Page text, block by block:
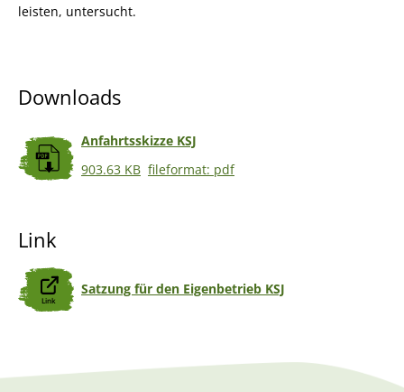
leisten, untersucht.
Downloads
Anfahrtsskizze KSJ
903.63 KB fileformat: pdf
Link
Satzung für den Eigenbetrieb KSJ